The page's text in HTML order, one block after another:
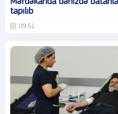
tapılıb
09:51